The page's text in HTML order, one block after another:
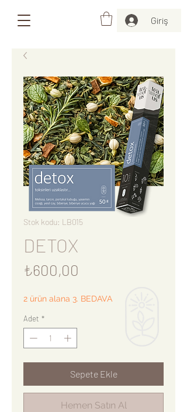
Giriş
Stok kodu: LB015
DETOX
₺600,00
2 ürün alana 3. BEDAVA
Adet *
Sepete Ekle
Hemen Satın Al